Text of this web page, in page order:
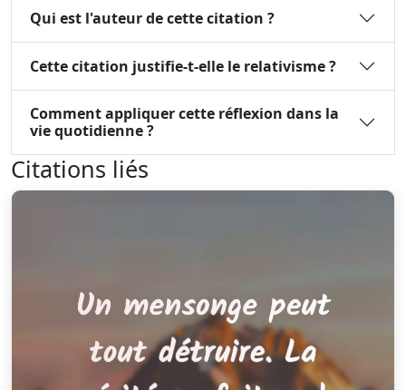
Qui est l'auteur de cette citation ?
Cette citation justifie-t-elle le relativisme ?
Comment appliquer cette réflexion dans la
vie quotidienne ?
Citations liés